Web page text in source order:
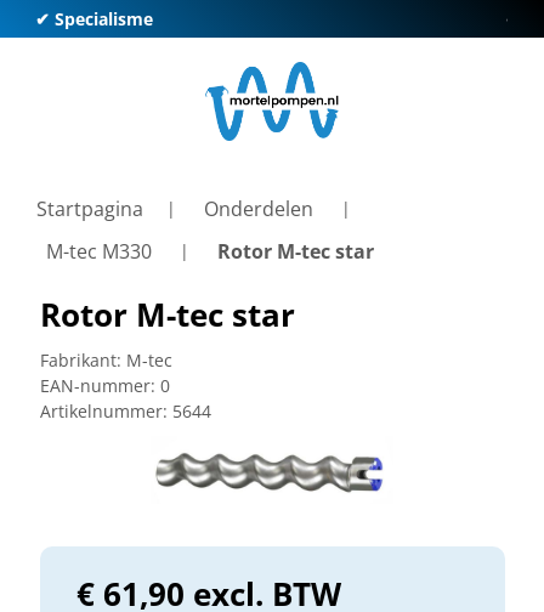
✔ Specialisme ✔
Startpagina
Onderdelen
M-tec M330
Rotor M-tec star
Rotor M-tec star
Fabrikant: M-tec
EAN-nummer: 0
Artikelnummer: 5644
€ 61,90 excl. BTW